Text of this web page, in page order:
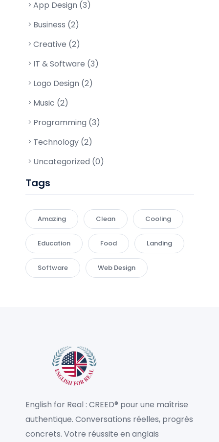
App Design (3)
Business (2)
Creative (2)
IT & Software (3)
Logo Design (2)
Music (2)
Programming (3)
Technology (2)
Uncategorized (0)
Tags
Amazing Clean Cooling
Education Food Landing
Software Web Design
English for Real : CREED® pour une maîtrise
authentique. Conversations réelles, progrès
concrets. Votre réussite en anglais